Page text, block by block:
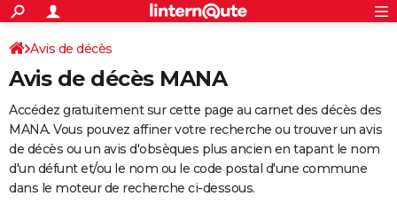
ACTUALITÉS
Politique
Société
Faits Divers
Education
Monde
Villes
+
SPORT
Coupe du monde 2026
Football
Tennis
Cyclisme
Rugby
Forum
Programme TV
TNT
Streaming
Cinéma
Sorties cinéma
Musique
+
FINANCE
Retraite
Impôts
Epargne
Immobilier
Risques naturels par ville
Banque
Assurance
Crédit
AUTO
Essais
Réserver un essai
Citadines
Berlines
SUV
Forum auto
+
Avis de décès
Avis de décès MANA
Accédez gratuitement sur cette page au carnet des décès des
MANA. Vous pouvez affiner votre recherche ou trouver un avis
de décès ou un avis d'obsèques plus ancien en tapant le nom
d'un défunt et/ou le nom ou le code postal d'une commune
dans le moteur de recherche ci-dessous.